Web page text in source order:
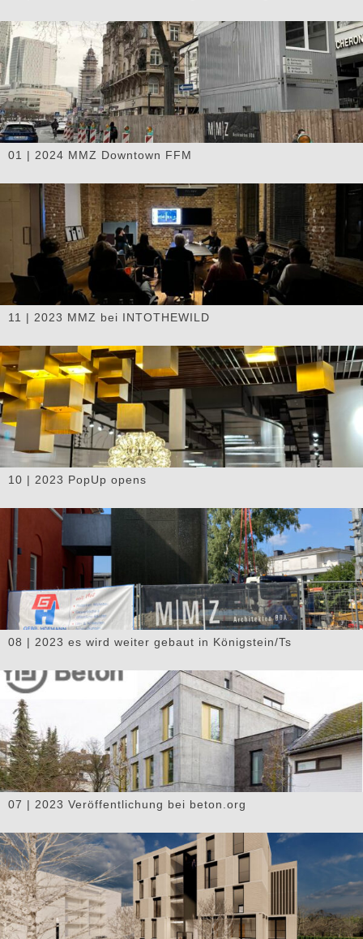
01 | 2024 MMZ Downtown FFM
11 | 2023 MMZ bei INTOTHEWILD
10 | 2023 PopUp opens
08 | 2023 es wird weiter gebaut in Königstein/Ts
07 | 2023 Veröffentlichung bei beton.org